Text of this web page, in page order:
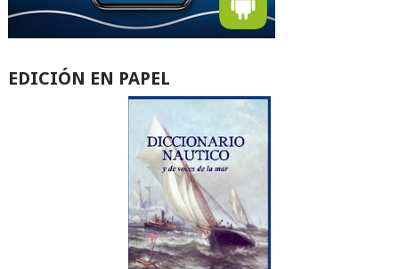
EDICIÓN EN PAPEL